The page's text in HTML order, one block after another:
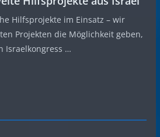
Hilfsprojekte im Einsatz – wir
Projekten die Möglichkeit geben,
Israelkongress …